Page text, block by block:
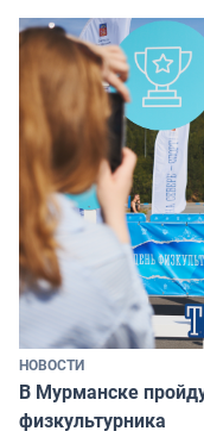
НОВОСТИ
В Мурманске
физкультурника